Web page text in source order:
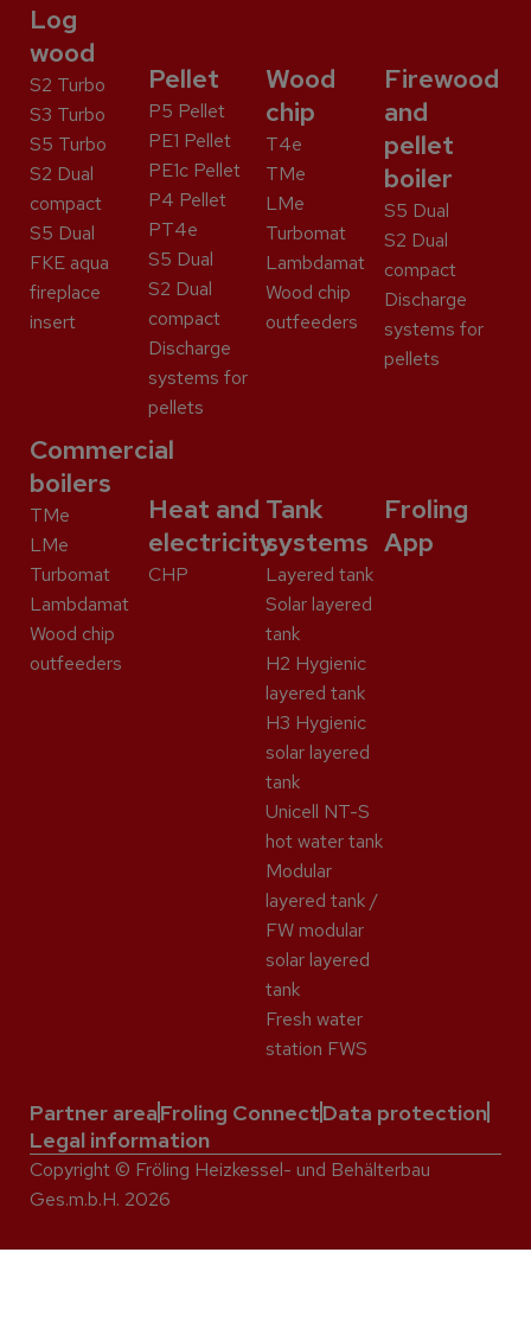
Log
wood
S2 Turbo
S3 Turbo
S5 Turbo
S2 Dual
compact
S5 Dual
FKE aqua
fireplace
insert
Pellet
P5 Pellet
PE1 Pellet
PE1c Pellet
P4 Pellet
PT4e
S5 Dual
S2 Dual
compact
Discharge
systems for
pellets
Wood
chip
T4e
TMe
LMe
Turbomat
Lambdamat
Wood chip
outfeeders
Firewood
and
pellet
boiler
S5 Dual
S2 Dual
compact
Discharge
systems for
pellets
Commercial
boilers
TMe
LMe
Turbomat
Lambdamat
Wood chip
outfeeders
Heat and
electricity
CHP
Tank
systems
Layered tank
Solar layered
tank
H2 Hygienic
layered tank
H3 Hygienic
solar layered
tank
Unicell NT-S
hot water tank
Modular
layered tank /
FW modular
solar layered
tank
Fresh water
station FWS
Froling
App
Partner areaFroling ConnectData protection
Legal information
Copyright © Fröling Heizkessel- und Behälterbau
Ges.m.b.H. 2026